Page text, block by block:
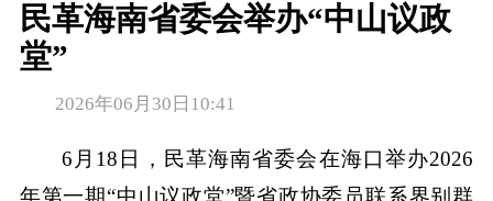
民革海南省委会举办“中山议政
堂”
2026年06月30日10:41
6月18日，民革海南省委会在海口举办2026
年第一期“中山议政堂”暨省政协委员联系界别群